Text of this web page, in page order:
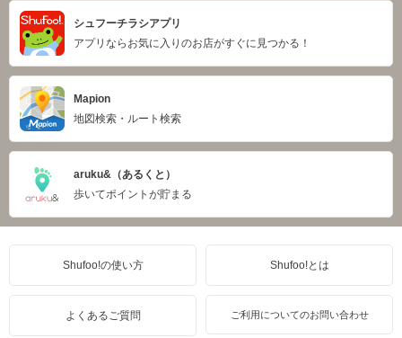
シュフーチラシアプリ
アプリならお気に入りのお店がすぐに見つかる！
Mapion
地図検索・ルート検索
aruku&（あるくと）
歩いてポイントが貯まる
Shufoo!の使い方 Shufoo!とは
よくあるご質問 ご利用についてのお問い合わせ